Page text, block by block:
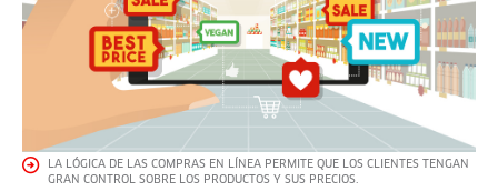
LA LÓGICA DE LAS COMPRAS EN LÍNEA PERMITE QUE LOS CLIENTES TENGAN
GRAN CONTROL SOBRE LOS PRODUCTOS Y SUS PRECIOS.